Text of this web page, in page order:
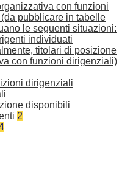
con funzioni
pubblicare in tabelle
le seguenti situazioni:
individuati
titolari di posizione
con funzioni dirigenziali)
dirigenziali
disponibili
2